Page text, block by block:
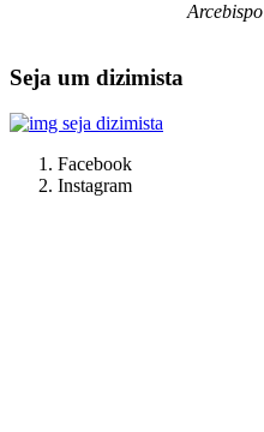
Arcebispo
Seja um dizimista
Facebook
Instagram